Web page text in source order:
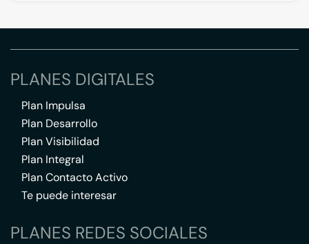
PLANES DIGITALES
Plan Impulsa
Plan Desarrollo
Plan Visibilidad
Plan Integral
Plan Contacto Activo
Te puede interesar
PLANES REDES SOCIALES